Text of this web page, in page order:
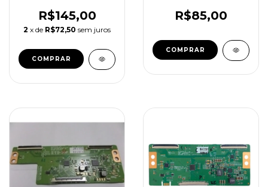
R$145,00
2 x de R$72,50 sem juros
R$85,00